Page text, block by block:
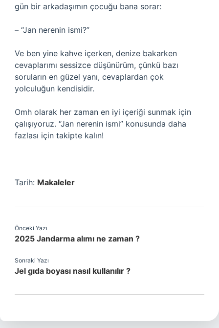
gün bir arkadaşımın çocuğu bana sorar:
– “Jan nerenin ismi?”
Ve ben yine kahve içerken, denize bakarken
cevaplarımı sessizce düşünürüm, çünkü bazı
soruların en güzel yanı, cevaplardan çok
yolculuğun kendisidir.
Omh olarak her zaman en iyi içeriği sunmak için
çalışıyoruz. “Jan nerenin ismi” konusunda daha
fazlası için takipte kalın!
Tarih: Makaleler
Önceki Yazı
2025 Jandarma alımı ne zaman ?
Sonraki Yazı
Jel gıda boyası nasıl kullanılır ?